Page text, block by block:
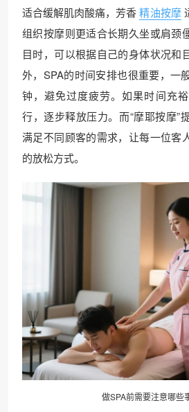
适合缓解肌肉酸痛，芳香 精油按摩
组织按摩则更适合长期久坐或肩颈
目时，可以根据自己的身体状况和
外，SPA的时间安排也很重要，一
钟，避免过度疲劳。如果时间充
行，逐步释放压力。而“摩耶按摩”
满足不同顾客的需求，让每一位客
的放松方式。
做SPA前需要注意哪些